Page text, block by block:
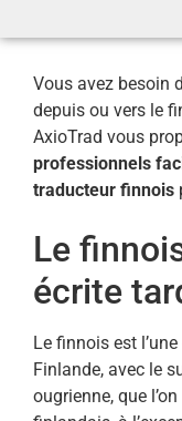
Vous avez besoin
depuis ou vers le
AxioTrad vous
professionnels
traducteur finnois
Le
écrite
Le finnois est
Finlande, avec le
ougrienne, que